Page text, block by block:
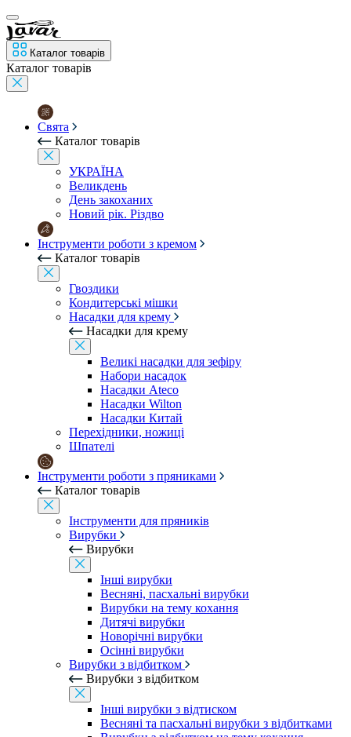
Каталог товарів
Каталог товарів
Свята
Каталог товарів
УКРАЇНА
Великдень
День закоханих
Новий рік. Різдво
Інструменти роботи з кремом
Каталог товарів
Гвоздики
Кондитерські мішки
Насадки для крему
Насадки для крему
Великі насадки для зефіру
Набори насадок
Насадки Ateco
Насадки Wilton
Насадки Китай
Перехідники, ножиці
Шпателі
Інструменти роботи з пряниками
Каталог товарів
Інструменти для пряників
Вирубки
Вирубки
Інші вирубки
Весняні, пасхальні вирубки
Вирубки на тему кохання
Дитячі вирубки
Новорічні вирубки
Осінні вирубки
Вирубки з відбитком
Вирубки з відбитком
Інші вирубки з відтиском
Весняні та пасхальні вирубки з відбитками